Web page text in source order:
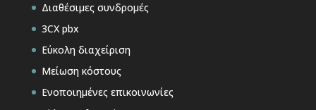
Διαθέσιμες συνδρομές
3CX pbx
Εύκολη διαχείριση
Μείωση κόστους
Ενοποιημένες επικοινωνίες